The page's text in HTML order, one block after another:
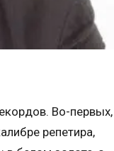
Во-первых,
репетира,